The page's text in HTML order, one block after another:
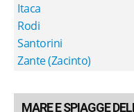
Itaca
Rodi
Santorini
Zante (Zacinto)
MARE E SPIAGGE